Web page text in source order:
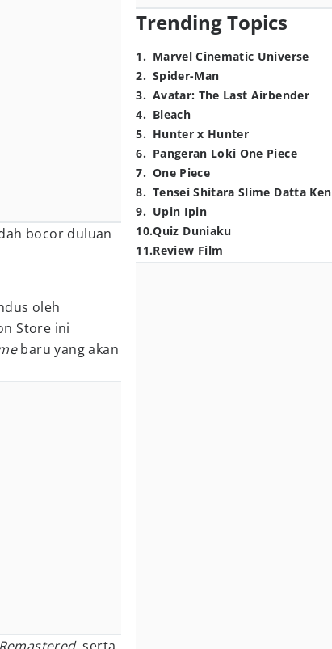
bocor duluan
oleh
Store ini
baru yang akan
Trending Topics
1. Marvel Cinematic Universe
2. Spider-Man
3. Avatar: The Last Airbender
4. Bleach
5. Hunter x Hunter
6. Pangeran Loki One Piece
7. One Piece
8. Tensei Shitara Slime Datta Ken
9. Upin Ipin
10.Quiz Duniaku
11.Review Film